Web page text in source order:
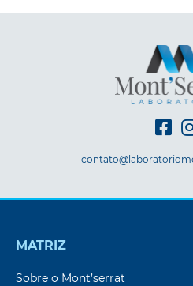
MATRIZ
Sobre o Mont’serrat